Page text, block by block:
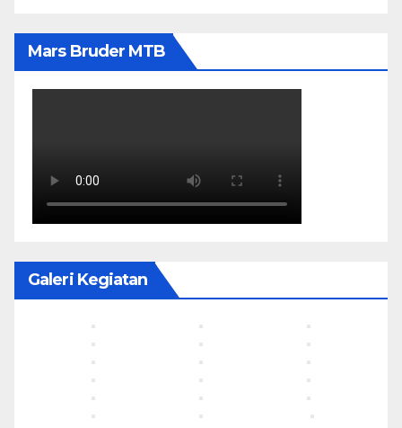
Mars Bruder MTB
Galeri Kegiatan